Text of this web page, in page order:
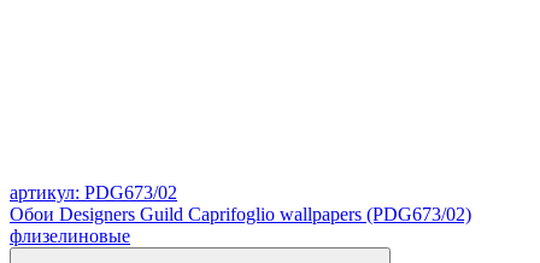
артикул: PDG673/02
Обои Designers Guild Caprifoglio wallpapers (PDG673/02)
флизелиновые